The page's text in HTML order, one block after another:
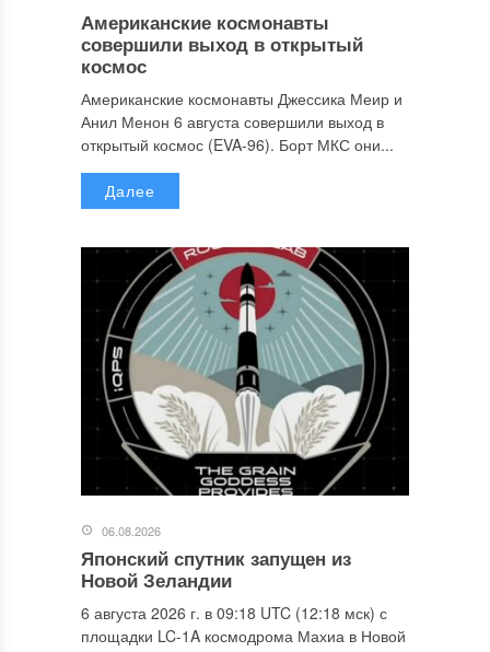
Американские космонавты
совершили выход в открытый
космос
Американские космонавты Джессика Меир и
Анил Менон 6 августа совершили выход в
открытый космос (EVA-96). Борт МКС они...
Далее
06.08.2026
Японский спутник запущен из
Новой Зеландии
6 августа 2026 г. в 09:18 UTC (12:18 мск) с
площадки LC-1A космодрома Махиа в Новой